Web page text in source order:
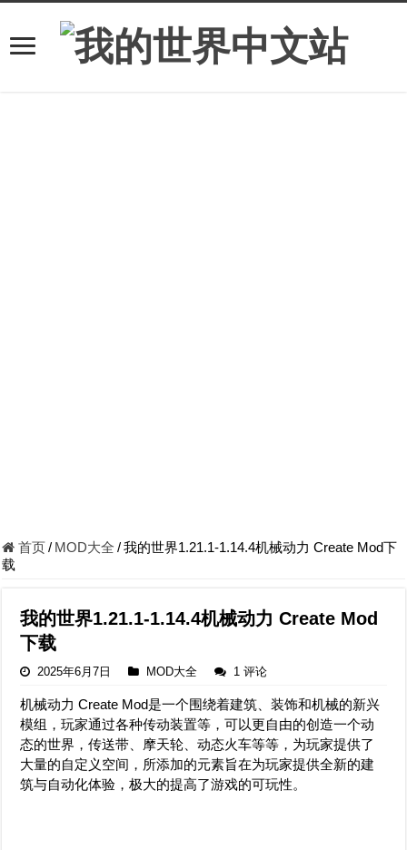
首页/ MOD大全 /我的世界1.21.1-1.14.4机械动力 Create Mod下
载
我的世界1.21.1-1.14.4机械动力 Create Mod
下载
2025年6月7日 MOD大全 1 评论
机械动力 Create Mod是一个围绕着建筑、装饰和机械的新兴
模组，玩家通过各种传动装置等，可以更自由的创造一个动
态的世界，传送带、摩天轮、动态火车等等，为玩家提供了
大量的自定义空间，所添加的元素旨在为玩家提供全新的建
筑与自动化体验，极大的提高了游戏的可玩性。